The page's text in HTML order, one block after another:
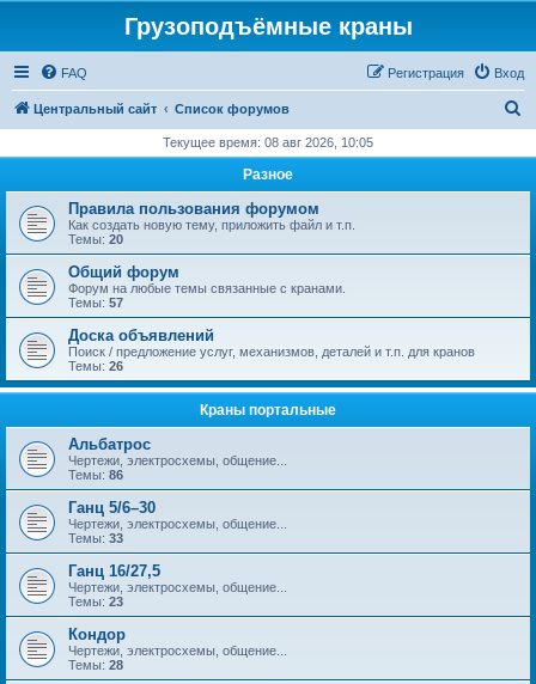
Грузоподъёмные краны
FAQ Вход
Регистрация
Центральный сайт Список форумов
с
Текущее время: 08 авг 2026, 10:05
Разное
Правила пользования форумом
Как создать новую тему, приложить файл и т.п.
Темы: 20
Общий форум
Форум на любые темы связанные с кранами.
Темы: 57
Доска объявлений
Поиск / предложение услуг, механизмов, деталей и т.п. для кранов
Темы: 26
Краны портальные
Альбатрос
Чертежи, электросхемы, общение...
Темы: 86
Ганц 5/6–30
Чертежи, электросхемы, общение...
Темы: 33
Ганц 16/27,5
Чертежи, электросхемы, общение...
Темы: 23
Кондор
Чертежи, электросхемы, общение...
Темы: 28